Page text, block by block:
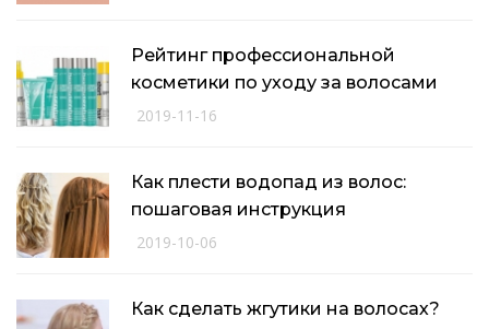
Рейтинг профессиональной
косметики по уходу за волосами
2019-11-16
Как плести водопад из волос:
пошаговая инструкция
2019-10-06
Как сделать жгутики на волосах?